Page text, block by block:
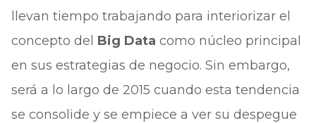
llevan tiempo trabajando para interiorizar el
concepto del Big Data como núcleo principal
en sus estrategias de negocio. Sin embargo,
será a lo largo de 2015 cuando esta tendencia
se consolide y se empiece a ver su despegue